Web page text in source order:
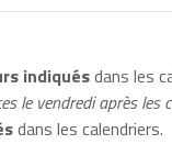
indiquésdans les
le vendredi après les
dans les calendriers.